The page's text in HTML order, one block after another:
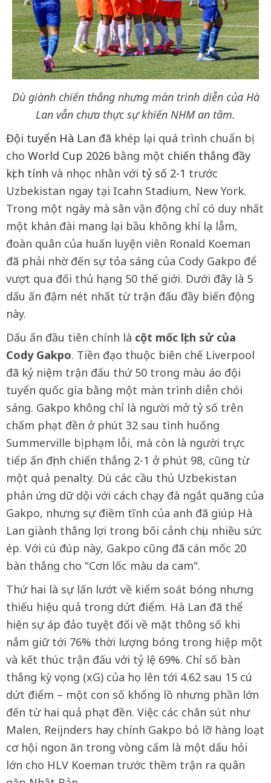
Dù giành chiến thắng nhưng màn trình diễn của Hà
Lan vẫn chưa thực sự khiến NHM an tâm.
Đội tuyển Hà Lan đã khép lại quá trình chuẩn bị
cho World Cup 2026 bằng một chiến thắng đầy
kịch tính và nhọc nhằn với tỷ số 2-1 trước
Uzbekistan ngay tại Icahn Stadium, New York.
Trong một ngày mà sân vận động chỉ có duy nhất
một khán đài mang lại bầu không khí lạ lẫm,
đoàn quân của huấn luyện viên Ronald Koeman
đã phải nhờ đến sự tỏa sáng của Cody Gakpo để
vượt qua đối thủ hạng 50 thế giới. Dưới đây là 5
dấu ấn đậm nét nhất từ trận đấu đầy biến động
này.
Dấu ấn đầu tiên chính là cột mốc lịch sử của
Cody Gakpo. Tiền đạo thuộc biên chế Liverpool
đã kỷ niệm trận đấu thứ 50 trong màu áo đội
tuyển quốc gia bằng một màn trình diễn chói
sáng. Gakpo không chỉ là người mở tỷ số trên
chấm phạt đền ở phút 32 sau tình huống
Summerville bị phạm lỗi, mà còn là người trực
tiếp ấn định chiến thắng 2-1 ở phút 98, cũng từ
một quả penalty. Dù các cầu thủ Uzbekistan
phản ứng dữ dội với cách chạy đà ngắt quãng của
Gakpo, nhưng sự điềm tĩnh của anh đã giúp Hà
Lan giành thắng lợi trong bối cảnh chịu nhiều sức
ép. Với cú đúp này, Gakpo cũng đã cán mốc 20
bàn thắng cho "Cơn lốc màu da cam".
Thứ hai là sự lấn lướt về kiểm soát bóng nhưng
thiếu hiệu quả trong dứt điểm. Hà Lan đã thể
hiện sự áp đảo tuyệt đối về mặt thông số khi
nắm giữ tới 76% thời lượng bóng trong hiệp một
và kết thúc trận đấu với tỷ lệ 69%. Chỉ số bàn
thắng kỳ vọng (xG) của họ lên tới 4.62 sau 15 cú
dứt điểm – một con số khổng lồ nhưng phần lớn
đến từ hai quả phạt đền. Việc các chân sút như
Malen, Reijnders hay chính Gakpo bỏ lỡ hàng loạt
cơ hội ngon ăn trong vòng cấm là một dấu hỏi
lớn cho HLV Koeman trước thềm trận ra quân